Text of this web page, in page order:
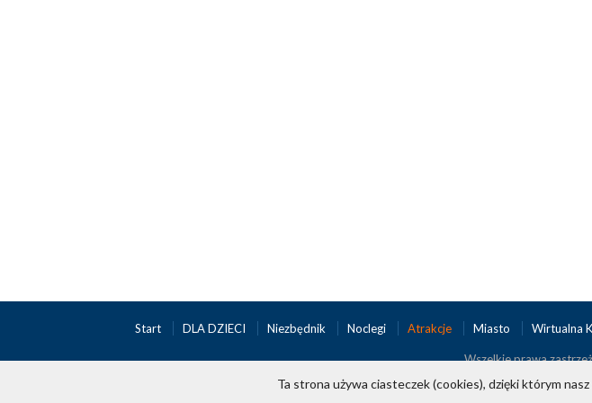
Start DLA DZIECI Niezbędnik Noclegi Atrakcje Miasto Wirtualna
Wszelkie prawa
Ta strona używa ciasteczek (cookies), dzięki którym